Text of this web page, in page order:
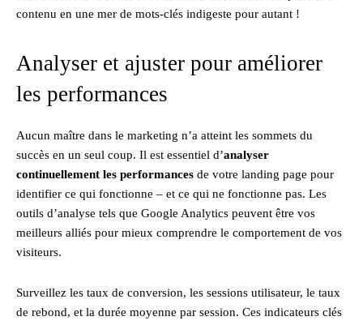
contenu en une mer de mots-clés indigeste pour autant !
Analyser et ajuster pour améliorer
les performances
Aucun maître dans le marketing n’a atteint les sommets du
succès en un seul coup. Il est essentiel d’analyser
continuellement les performances de votre landing page pour
identifier ce qui fonctionne – et ce qui ne fonctionne pas. Les
outils d’analyse tels que Google Analytics peuvent être vos
meilleurs alliés pour mieux comprendre le comportement de vos
visiteurs.
Surveillez les taux de conversion, les sessions utilisateur, le taux
de rebond, et la durée moyenne par session. Ces indicateurs clés